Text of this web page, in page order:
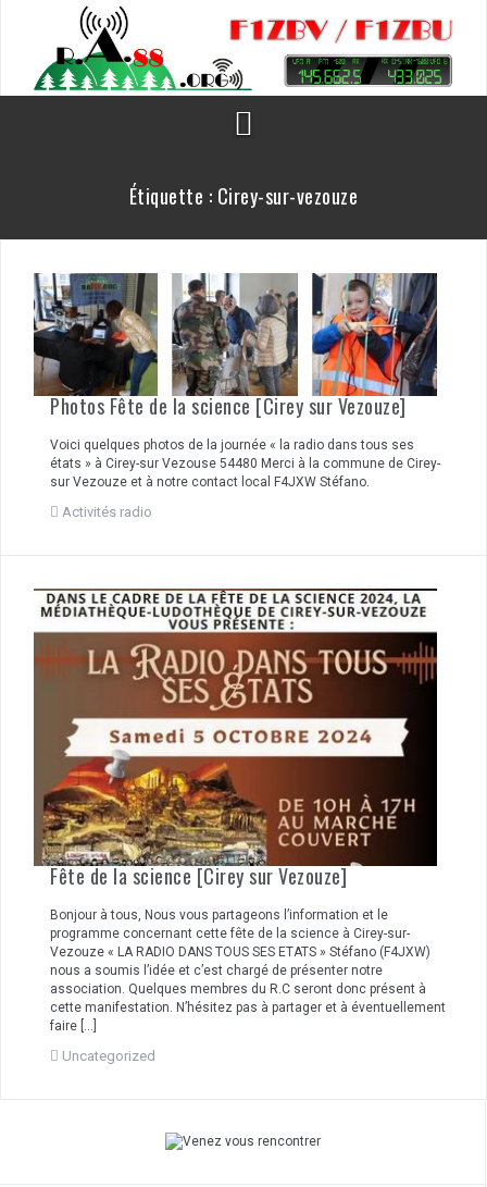
Étiquette : Cirey-sur-vezouze
Photos Fête de la science [Cirey sur Vezouze]
Voici quelques photos de la journée « la radio dans tous ses
états » à Cirey-sur Vezouse 54480 Merci à la commune de Cirey-
sur Vezouze et à notre contact local F4JXW Stéfano.
Activités radio
Fête de la science [Cirey sur Vezouze]
Bonjour à tous, Nous vous partageons l’information et le
programme concernant cette fête de la science à Cirey-sur-
Vezouze « LA RADIO DANS TOUS SES ETATS » Stéfano (F4JXW)
nous a soumis l’idée et c’est chargé de présenter notre
association. Quelques membres du R.C seront donc présent à
cette manifestation. N’hésitez pas à partager et à éventuellement
faire […]
Uncategorized